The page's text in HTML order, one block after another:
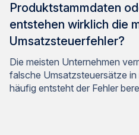
Produktstammdaten
entstehen wirklich die
Umsatzsteuerfehler?
Die meisten Unternehmen
falsche Umsatzsteuersätze
häufig entsteht der Fehler